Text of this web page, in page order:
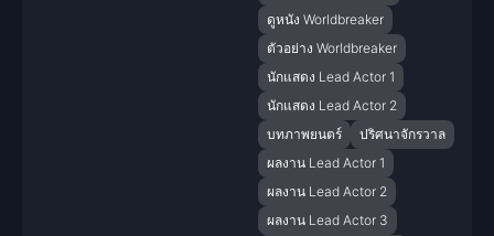
ดูหนัง Worldbreaker
ตัวอย่าง Worldbreaker
นักแสดง Lead Actor 1
นักแสดง Lead Actor 2
บทภาพยนตร์
ปริศนาจักรวาล
ผลงาน Lead Actor 1
ผลงาน Lead Actor 2
ผลงาน Lead Actor 3